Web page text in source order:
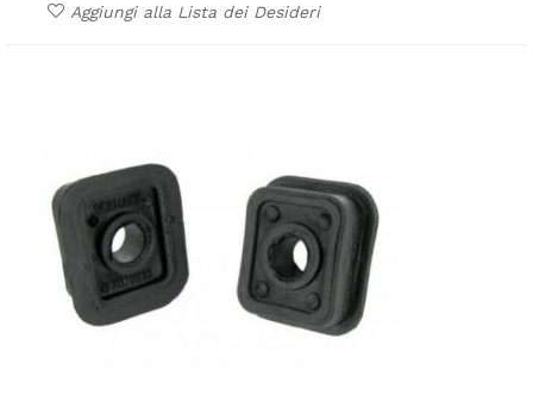
Aggiungi alla Lista dei Desideri